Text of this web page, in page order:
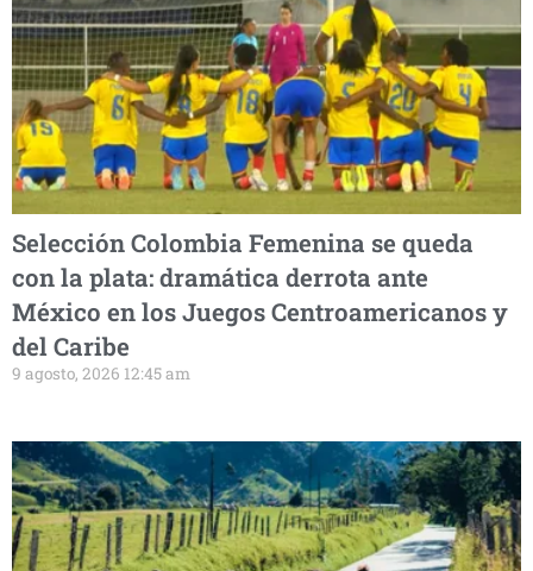
Selección Colombia Femenina se queda
con la plata: dramática derrota ante
México en los Juegos Centroamericanos y
del Caribe
9 agosto, 2026 12:45 am